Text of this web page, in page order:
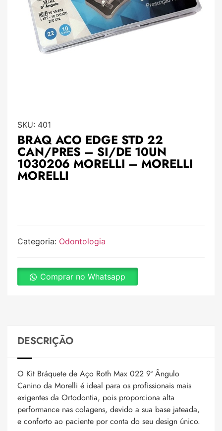
SKU: 401
BRAQ ACO EDGE STD 22
CAN/PRES – SI/DE 10UN
1030206 MORELLI – MORELLI
MORELLI
Categoria: Odontologia
Comprar no Whatsapp
DESCRIÇÃO
O Kit Bráquete de Aço Roth Max 022 9º Ângulo
Canino da Morelli é ideal para os profissionais mais
exigentes da Ortodontia, pois proporciona alta
performance nas colagens, devido a sua base jateada,
e conforto ao paciente por conta do seu design único.